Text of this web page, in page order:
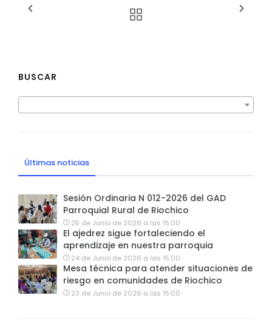
BUSCAR
Últimas noticias
Sesión Ordinaria N 012-2026 del GAD
Parroquial Rural de Riochico
25 de Junio de 2026 a las 15:00
El ajedrez sigue fortaleciendo el
aprendizaje en nuestra parroquia
24 de Junio de 2026 a las 15:00
Mesa técnica para atender situaciones de
riesgo en comunidades de Riochico
23 de Junio de 2026 a las 15:00